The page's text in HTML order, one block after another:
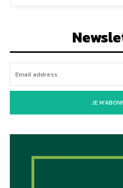
JE